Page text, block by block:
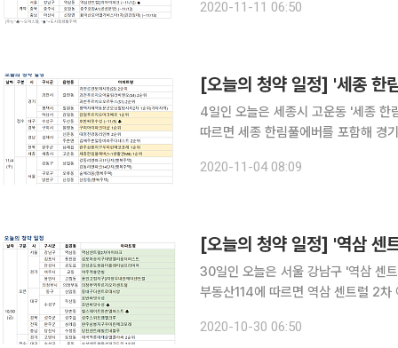
주택', 경북 구미시 원평동 '구미 아이
2020-11-11 06:50
[오늘의 청약 일정] '세종 한
4일인 오늘은 세종시 고운동 '세종 한림풀에버' 등이
따르면 세종 한림풀에버를 포함해 경
이 가운데 세종 한림풀에버는 세종에
2020-11-04 08:09
[오늘의 청약 일정] '역삼 센
30일인 오늘은 서울 강남구 '역삼 센트럴 2
부동산114에 따르면 역삼 센트럴 2차
빌'ㆍ용인시 고림동 '용인고림지구 3
2020-10-30 06:50